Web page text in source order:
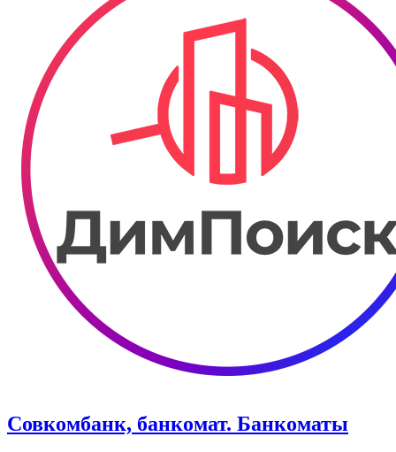
Совкомбанк, банкомат. Банкоматы